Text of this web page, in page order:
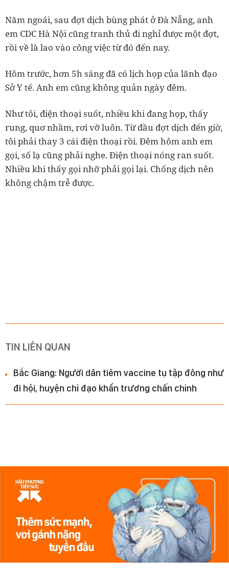
Năm ngoái, sau đợt dịch bùng phát ở Đà Nẵng, anh
em CDC Hà Nội cũng tranh thủ đi nghỉ được một đợt,
rồi về là lao vào công việc từ đó đến nay.
Hôm trước, hơn 5h sáng đã có lịch họp của lãnh đạo
Sở Y tế. Anh em cũng không quản ngày đêm.
Như tôi, điện thoại suốt, nhiều khi đang họp, thấy
rung, quơ nhầm, rơi vỡ luôn. Từ đầu đợt dịch đến giờ,
tôi phải thay 3 cái điện thoại rồi. Đêm hôm anh em
gọi, số lạ cũng phải nghe. Điện thoại nóng ran suốt.
Nhiều khi thấy gọi nhỡ phải gọi lại. Chống dịch nên
không chậm trễ được.
TIN LIÊN QUAN
Bắc Giang: Người dân tiêm vaccine tụ tập đông như
đi hội, huyện chỉ đạo khẩn trương chấn chỉnh